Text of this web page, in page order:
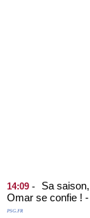
14:09 -
Sa
Omar se confie !
PSG.FR